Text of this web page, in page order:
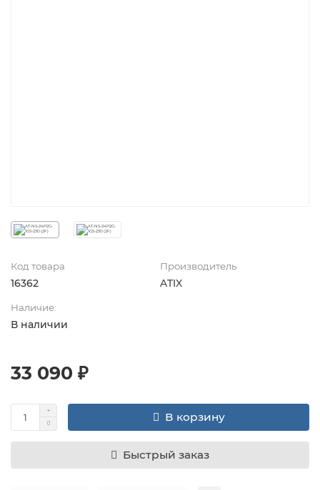
Код товара
16362
Производитель
ATIX
Наличие:
В наличии
33 090 ₽
В корзину
Быстрый заказ